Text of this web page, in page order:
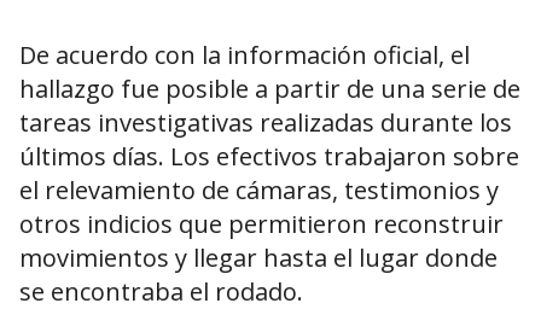
De acuerdo con la información oficial, el
hallazgo fue posible a partir de una serie de
tareas investigativas realizadas durante los
últimos días. Los efectivos trabajaron sobre
el relevamiento de cámaras, testimonios y
otros indicios que permitieron reconstruir
movimientos y llegar hasta el lugar donde
se encontraba el rodado.